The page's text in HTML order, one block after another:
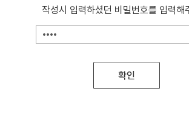
작성시 입력하셨던 비밀번호를 입력해
확인